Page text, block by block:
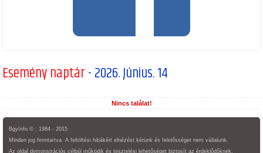
Esemény naptár- 2026. Június. 14
Nincs találat!
BgyInfo © : 1984 - 2015
Minden jog fenntartva. A feltöltési hibákért elnézést kérünk és felelősséget nem vállalunk.
Az oldal demonstrációs célból működik és tesztelési lehetőséget biztosít az érdeklődőknek.